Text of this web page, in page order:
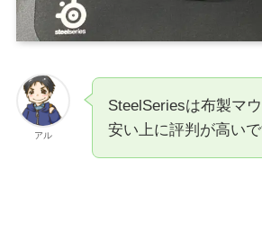
アル
SteelSeriesは布製マ
安い上に評判が高いで